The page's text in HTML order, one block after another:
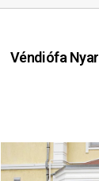
Véndiófa